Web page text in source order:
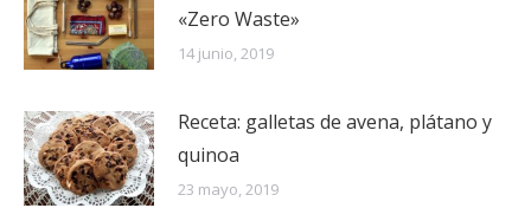
«Zero Waste»
14 junio, 2019
Receta: galletas de avena, plátano y
quinoa
23 mayo, 2019